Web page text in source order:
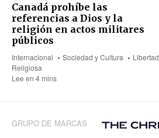
Canadá prohíbe las
referencias a Dios y la
religión en actos militares
públicos
Internacional Sociedad y Cultura
Libertad
Religiosa
Lee en 4 mins
GRUPO DE MARCAS